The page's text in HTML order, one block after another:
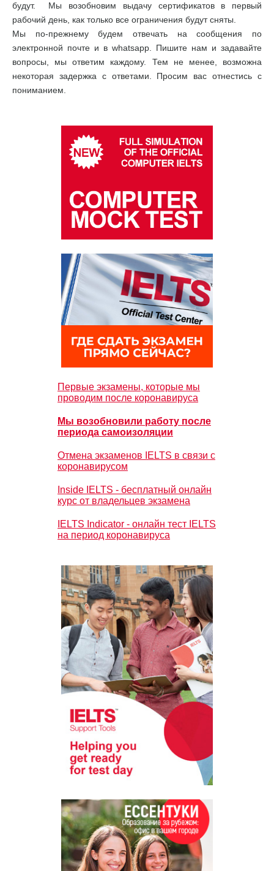
будут. Мы возобновим выдачу сертификатов в первый
рабочий день, как только все ограничения будут сняты.
Мы по-прежнему будем отвечать на сообщения по
электронной почте и в whatsapp. Пишите нам и задавайте
вопросы, мы ответим каждому. Тем не менее, возможна
некоторая задержка с ответами. Просим ваc отнестись с
пониманием.
Первые экзамены, которые мы
проводим после коронавируса
Мы возобновили работу после
периода самоизоляции
Отмена экзаменов IELTS в связи с
коронавирусом
Inside IELTS - бесплатный онлайн
курс от владельцев экзамена
IELTS Indicator - онлайн тест IELTS
на период коронавируса